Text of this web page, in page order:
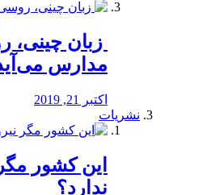
زبان
مدارس
اکتبر 21, 2019
نشریات
این کشور
ندارد؟